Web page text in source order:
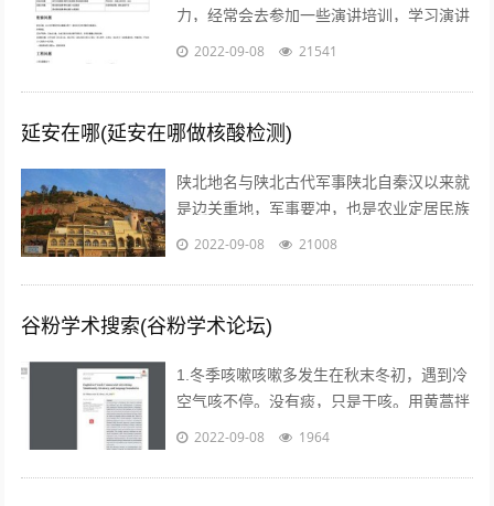
力，经常会去参加一些演讲培训，学习演讲
能力，训练自己的执行力，树立强大销售自
2022-09-08 21541
延安在哪(延安在哪做核酸检测)
陕北地名与陕北古代军事陕北自秦汉以来就
是边关重地，军事要冲，也是农业定居民族
与游牧民族互相争夺的要地。历代统治者为
2022-09-08 21008
谷粉学术搜索(谷粉学术论坛)
1.冬季咳嗽咳嗽多发生在秋末冬初，遇到冷
空气咳不停。没有痰，只是干咳。用黄蒿拌
上鸡蛋，搅匀。用香油来煎鸡蛋。然后趁热
2022-09-08 1964